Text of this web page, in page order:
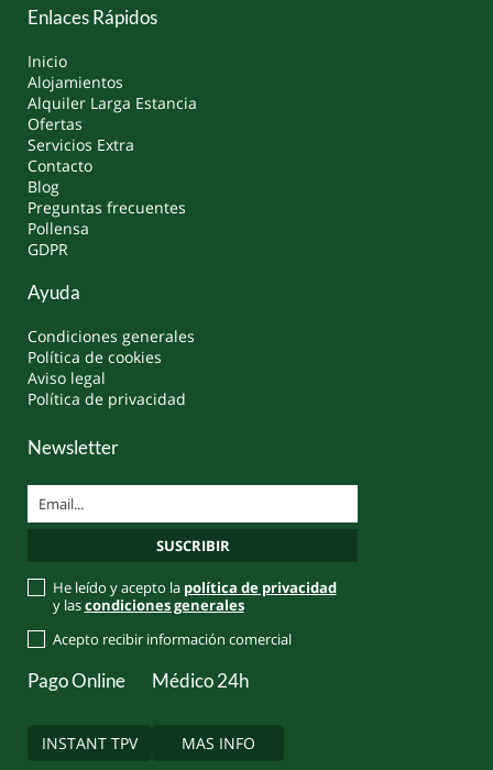
Enlaces Rápidos
Inicio
Alojamientos
Alquiler Larga Estancia
Ofertas
Servicios Extra
Contacto
Blog
Preguntas frecuentes
Pollensa
GDPR
Ayuda
Condiciones generales
Política de cookies
Aviso legal
Política de privacidad
Newsletter
He leído y acepto la política de privacidad
y lascondiciones generales
Acepto recibir información comercial
Pago Online
INSTANT TPV
Médico 24h
MAS INFO